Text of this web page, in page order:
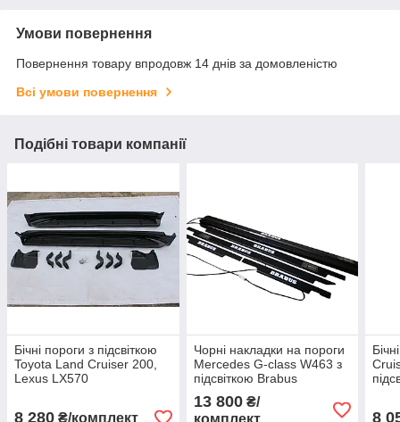
Умови повернення
Повернення товару впродовж 14 днів за домовленістю
Всі умови повернення
Подібні товари компанії
Бічні пороги з підсвіткою
Toyota Land Cruiser 200,
Lexus LX570
8 280 ₴/комплект
Чорні накладки на пороги
Mercedes G-class W463 з
підсвіткою Brabus
13 800₴/
8